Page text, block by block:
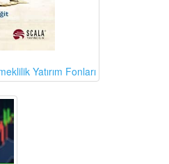
Yatırım Fonları